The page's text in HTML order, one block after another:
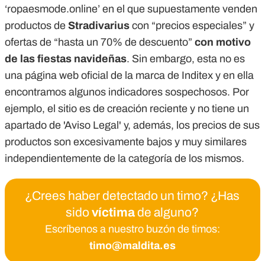
‘ropaesmode.online’ en el que supuestamente venden
productos de Stradivarius con “precios especiales” y
ofertas de “hasta un 70% de descuento” con motivo
de las fiestas navideñas. Sin embargo, esta no es
una página web oficial de la marca de Inditex y en ella
encontramos algunos indicadores sospechosos. Por
ejemplo, el sitio es de creación reciente y no tiene un
apartado de 'Aviso Legal' y, además, los precios de sus
productos son excesivamente bajos y muy similares
independientemente de la categoría de los mismos.
¿Crees haber detectado un timo? ¿Has
sidovíctimade alguno?
Escríbenos a nuestro buzón de timos:
timo@maldita.es